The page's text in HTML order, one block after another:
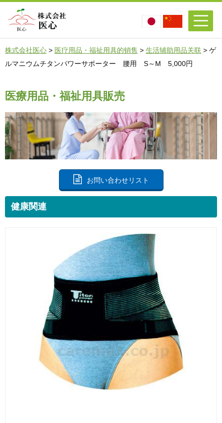
株式会社医心 > 医疗用品・福祉用具的销售 > 生活辅助用品关联 > ゲ
ルマニウムチタンパワーサポーター 腰用 S～M 5,000円
医療用品・福祉用具販売
お問い合わせリスト
健康関連